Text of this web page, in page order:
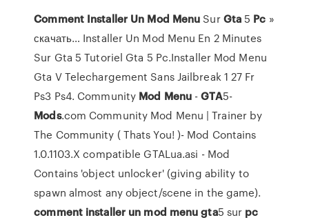
Comment Installer Un Mod Menu SurGta5 Pc »
скачать… Installer Un Mod Menu En 2 Minutes
Sur Gta 5 Tutoriel Gta 5 Pc.Installer Mod Menu
Gta V Telechargement Sans Jailbreak 1 27 Fr
Ps3 Ps4. Community Mod Menu -GTA5-
Mods.com Community Mod Menu | Trainer by
The Community ( Thats You! )- Mod Contains
1.0.1103.X compatible GTALua.asi - Mod
Contains 'object unlocker' (giving ability to
spawn almost any object/scene in the game).
comment installer un mod menu gta5 sur pc